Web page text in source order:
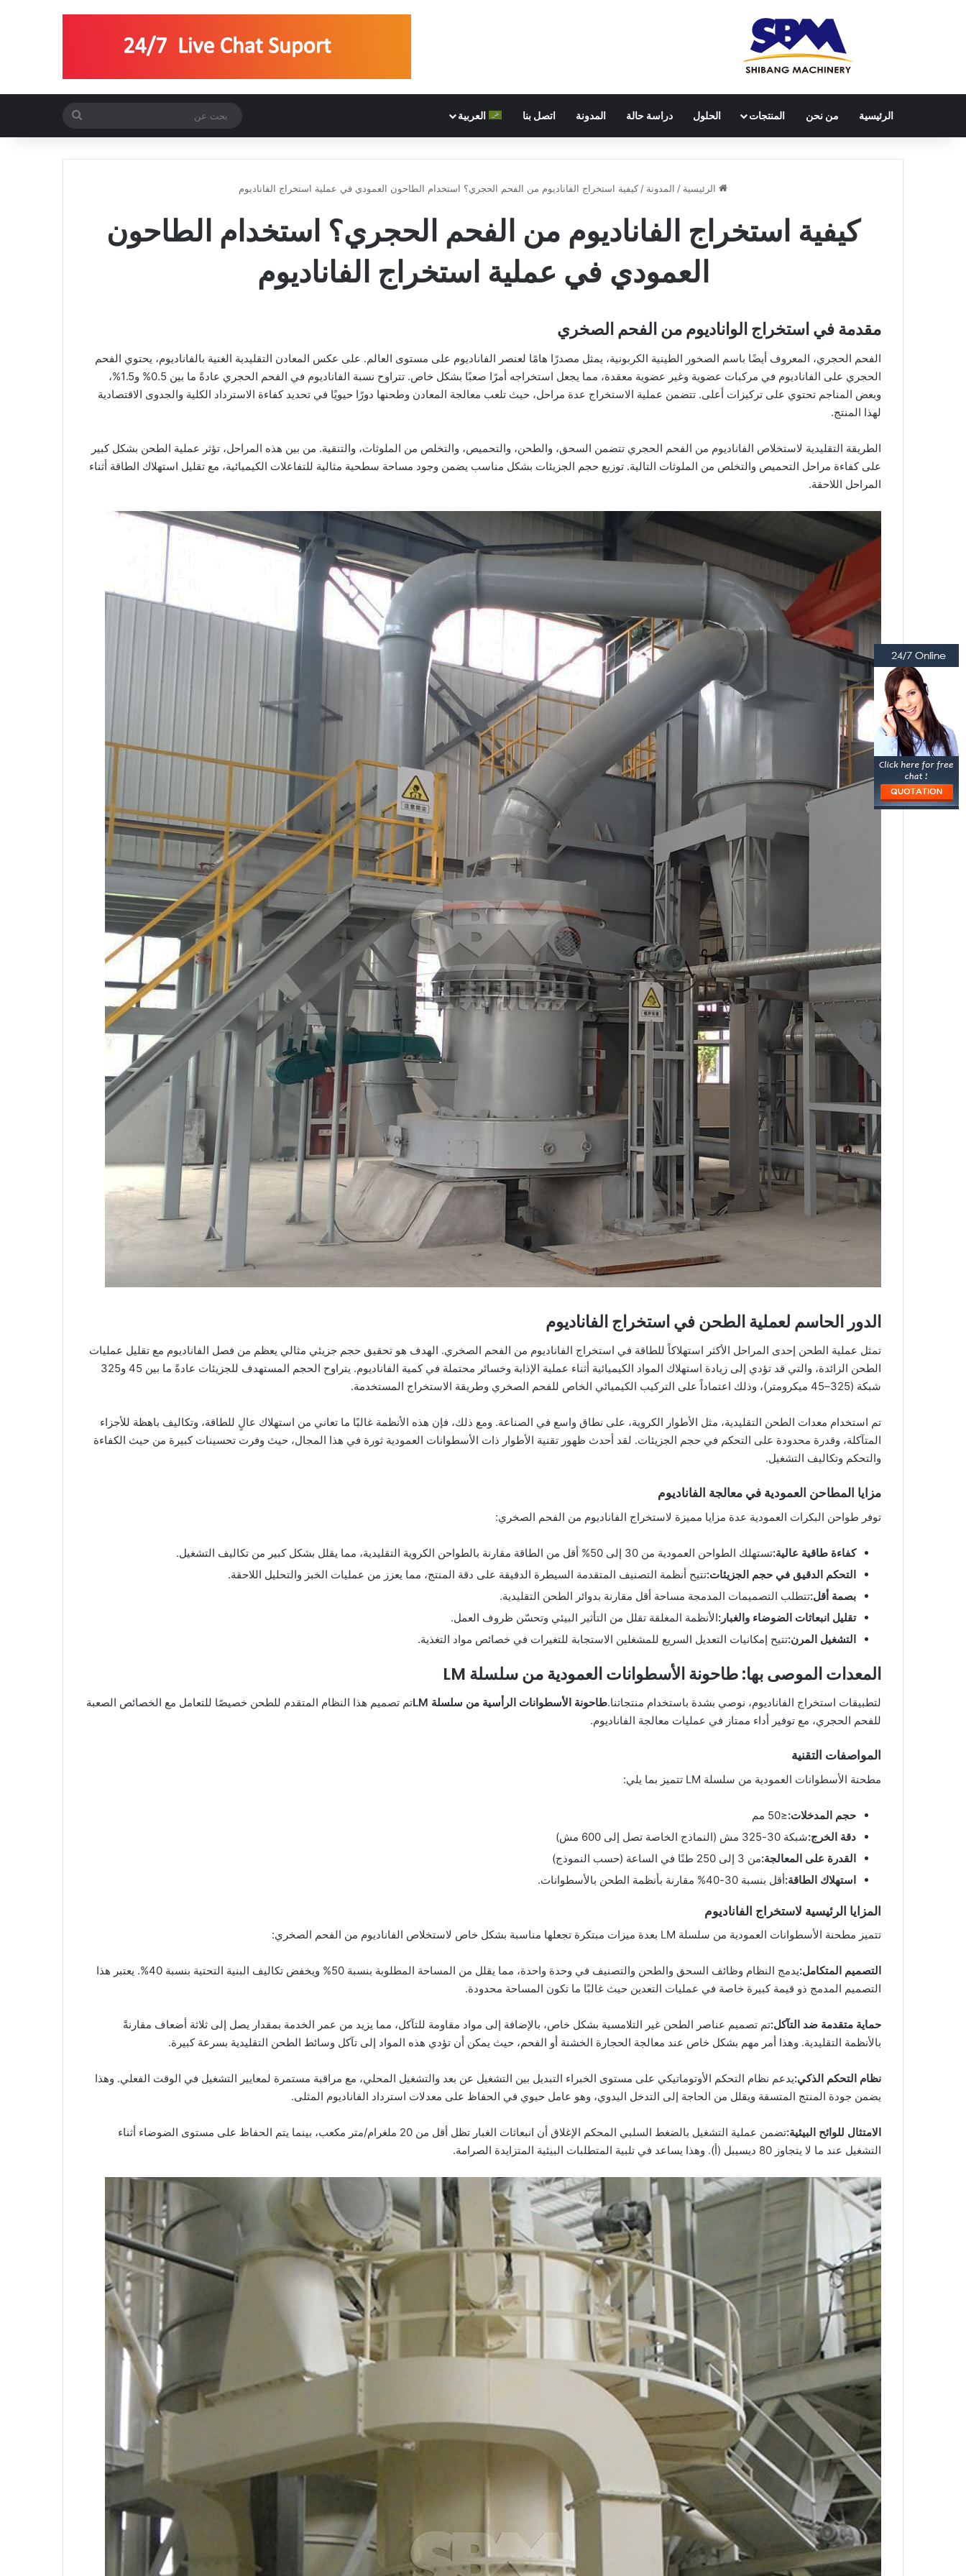
الرئيسية من نحن المنتجات الحلول دراسة حالة المدونة اتصل بنا العربية
عن
الرئيسية / المدونة / كيفية استخراج الفاناديوم من الفحم الحجري؟ استخدام الطاحون العمودي في عملية استخراج الفاناديوم
كيفية استخراج الفاناديوم من الفحم الحجري؟ استخدام الطاحون
العمودي في عملية استخراج الفاناديوم
مقدمة في استخراج الواناديوم من الفحم الصخري
الفحم الحجري، المعروف أيضًا باسم الصخور الطينية الكربونية، يمثل مصدرًا هامًا لعنصر الفاناديوم على مستوى العالم. على عكس المعادن التقليدية الغنية بالفاناديوم، يحتوي الفحم
الحجري على الفاناديوم في مركبات عضوية وغير عضوية معقدة، مما يجعل استخراجه أمرًا صعبًا بشكل خاص. تتراوح نسبة الفاناديوم في الفحم الحجري عادةً ما بين 0.5% و1.5%،
وبعض المناجم تحتوي على تركيزات أعلى. تتضمن عملية الاستخراج عدة مراحل، حيث تلعب معالجة المعادن وطحنها دورًا حيويًا في تحديد كفاءة الاسترداد الكلية والجدوى الاقتصادية
لهذا المنتج.
الطريقة التقليدية لاستخلاص الفاناديوم من الفحم الحجري تتضمن السحق، والطحن، والتحميص، والتخلص من الملوثات، والتنقية. من بين هذه المراحل، تؤثر عملية الطحن بشكل كبير
على كفاءة مراحل التحميص والتخلص من الملوثات التالية. توزيع حجم الجزيئات بشكل مناسب يضمن وجود مساحة سطحية مثالية للتفاعلات الكيميائية، مع تقليل استهلاك الطاقة أثناء
المراحل اللاحقة.
الدور الحاسم لعملية الطحن في استخراج الفاناديوم
تمثل عملية الطحن إحدى المراحل الأكثر استهلاكاً للطاقة في استخراج الفاناديوم من الفحم الصخري. الهدف هو تحقيق حجم جزيئي مثالي يعظم من فصل الفاناديوم مع تقليل عمليات
الطحن الزائدة، والتي قد تؤدي إلى زيادة استهلاك المواد الكيميائية أثناء عملية الإذابة وخسائر محتملة في كمية الفاناديوم. يتراوح الحجم المستهدف للجزيئات عادةً ما بين 45 و325
شبكة (325–45 ميكرومتر)، وذلك اعتماداً على التركيب الكيميائي الخاص للفحم الصخري وطريقة الاستخراج المستخدمة.
تم استخدام معدات الطحن التقليدية، مثل الأطوار الكروية، على نطاق واسع في الصناعة. ومع ذلك، فإن هذه الأنظمة غالبًا ما تعاني من استهلاك عالٍ للطاقة، وتكاليف باهظة للأجزاء
المتآكلة، وقدرة محدودة على التحكم في حجم الجزيئات. لقد أحدث ظهور تقنية الأطوار ذات الأسطوانات العمودية ثورة في هذا المجال، حيث وفرت تحسينات كبيرة من حيث الكفاءة
والتحكم وتكاليف التشغيل.
مزايا المطاحن العمودية في معالجة الفاناديوم
توفر طواحن البكرات العمودية عدة مزايا مميزة لاستخراج الفاناديوم من الفحم الصخري:
كفاءة طاقية عالية:تستهلك الطواحن العمودية من 30 إلى 50% أقل من الطاقة مقارنة بالطواحن الكروية التقليدية، مما يقلل بشكل كبير من تكاليف التشغيل.
التحكم الدقيق في حجم الجزيئات:تتيح أنظمة التصنيف المتقدمة السيطرة الدقيقة على دقة المنتج، مما يعزز من عمليات الخبز والتحليل اللاحقة.
بصمة أقل:تتطلب التصميمات المدمجة مساحة أقل مقارنة بدوائر الطحن التقليدية.
تقليل انبعاثات الضوضاء والغبار:الأنظمة المغلقة تقلل من التأثير البيئي وتحسّن ظروف العمل.
التشغيل المرن:تتيح إمكانيات التعديل السريع للمشغلين الاستجابة للتغيرات في خصائص مواد التغذية.
المعدات الموصى بها: طاحونة الأسطوانات العمودية من سلسلة LM
لتطبيقات استخراج الفاناديوم، نوصي بشدة باستخدام منتجاتنا.طاحونة الأسطوانات الرأسية من سلسلة LM
تم تصميم هذا النظام المتقدم للطحن خصيصًا للتعامل مع الخصائص الصعبة
للفحم الحجري، مع توفير أداء ممتاز في عمليات معالجة الفاناديوم.
المواصفات التقنية
مطحنة الأسطوانات العمودية من سلسلة LM تتميز بما يلي:
حجم المدخلات:≤50 مم
دقة الخرج:شبكة 30-325 مش (النماذج الخاصة تصل إلى 600 مش)
القدرة على المعالجة:من 3 إلى 250 طنًا في الساعة (حسب النموذج)
استهلاك الطاقة:أقل بنسبة 30-40% مقارنة بأنظمة الطحن بالأسطوانات.
المزايا الرئيسية لاستخراج الفاناديوم
تتميز مطحنة الأسطوانات العمودية من سلسلة LM بعدة ميزات مبتكرة تجعلها مناسبة بشكل خاص لاستخلاص الفاناديوم من الفحم الصخري:
التصميم المتكامل:
يدمج النظام وظائف السحق والطحن والتصنيف في وحدة واحدة، مما يقلل من المساحة المطلوبة بنسبة 50% ويخفض تكاليف البنية التحتية بنسبة 40%. يعتبر هذا
التصميم المدمج ذو قيمة كبيرة خاصة في عمليات التعدين حيث غالبًا ما تكون المساحة محدودة.
حماية متقدمة ضد التآكل:تم تصميم عناصر الطحن غير التلامسية بشكل خاص، بالإضافة إلى مواد مقاومة للتآكل، مما يزيد من عمر الخدمة بمقدار يصل إلى ثلاثة أضعاف مقارنةً
بالأنظمة التقليدية. وهذا أمر مهم بشكل خاص عند معالجة الحجارة الخشنة أو الفحم، حيث يمكن أن تؤدي هذه المواد إلى تآكل وسائط الطحن التقليدية بسرعة كبيرة.
نظام التحكم الذكي:يدعم نظام التحكم الأوتوماتيكي على مستوى الخبراء التبديل بين التشغيل عن بعد والتشغيل المحلي، مع مراقبة مستمرة لمعايير التشغيل في الوقت الفعلي. وهذا
يضمن جودة المنتج المتسقة ويقلل من الحاجة إلى التدخل اليدوي، وهو عامل حيوي في الحفاظ على معدلات استرداد الفاناديوم المثلى.
الامتثال للوائح البيئية:
تضمن عملية التشغيل بالضغط السلبي المحكم الإغلاق أن انبعاثات الغبار تظل أقل من 20 ملغرام/متر مكعب، بينما يتم الحفاظ على مستوى الضوضاء أثناء
التشغيل عند ما لا يتجاوز 80 ديسيبل (أ). وهذا يساعد في تلبية المتطلبات البيئية المتزايدة الصرامة.